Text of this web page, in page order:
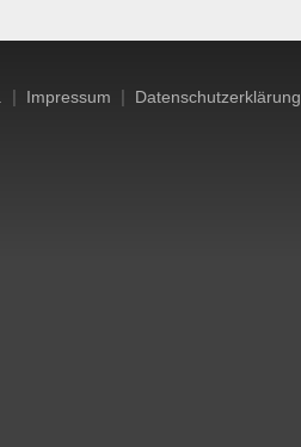
| Impressum | Datenschutzerklärung